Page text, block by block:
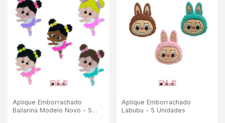
Aplique Emborrachado
Bailarina Modelo Novo - 5
Aplique Emborrachado
Labubu - 5 Unidades